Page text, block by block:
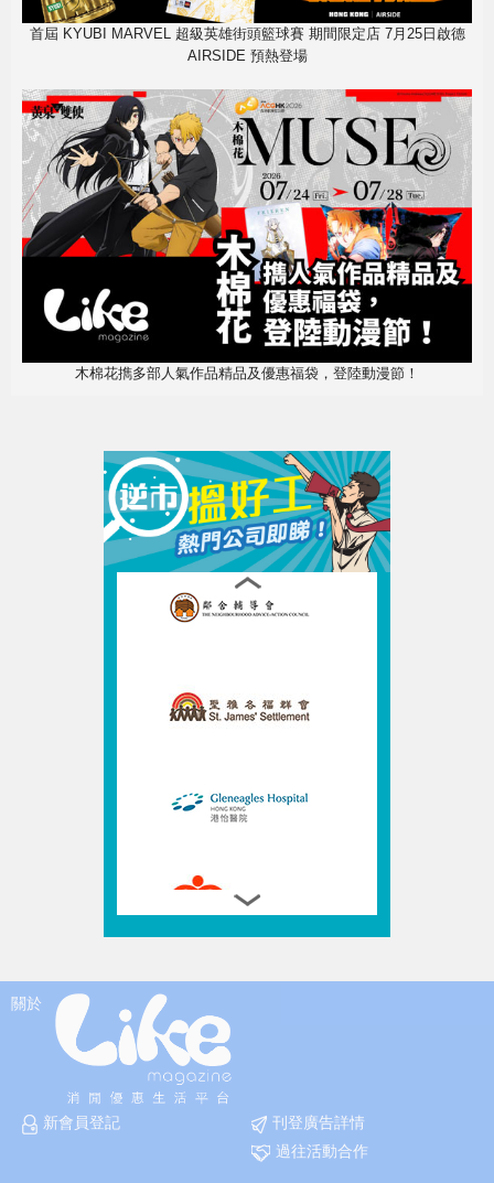
首屆 KYUBI MARVEL 超級英雄街頭籃球賽 期間限定店 7月25日啟德
AIRSIDE 預熱登場
木棉花擕多部人氣作品精品及優惠福袋，登陸動漫節！
關於
新會員登記
刊登廣告詳情
過往活動合作